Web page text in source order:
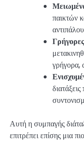
παικτών
γρήγορα,
Αυτή η συμπαγής
επιτρέπει επίσης μια